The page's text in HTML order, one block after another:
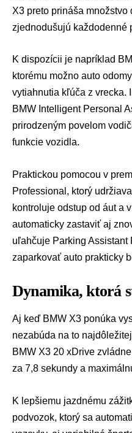
X3 preto prináša
zjednodušujú každodenné
K dispozícii je napríklad
ktorému možno auto
vytiahnutia kľúča z vrecka.
BMW Intelligent Personal
prirodzeným povelom
funkcie vozidla.
Praktickou pomocou v
Professional, ktorý
kontroluje odstup od áut a
automaticky zastaviť aj
uľahčuje Parking Assistant
zaparkovať auto prakticky
Dynamika, ktorá
Aj keď BMW X3 ponúka
nezabúda na to
BMW X3 20 xDrive
za 7,8 sekundy a
K lepšiemu jazdnému
podvozok, ktorý sa